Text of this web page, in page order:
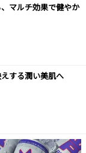
マルチ効果で健やか
する潤い美肌へ